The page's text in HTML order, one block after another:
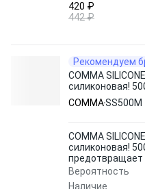
420 ₽
442 ₽
Рекомендуем
COMMA
силиконовая!
предотвращает
COMMASS500M
COMMA
силиконовая!
предотвращает
Вероятность
Наличие